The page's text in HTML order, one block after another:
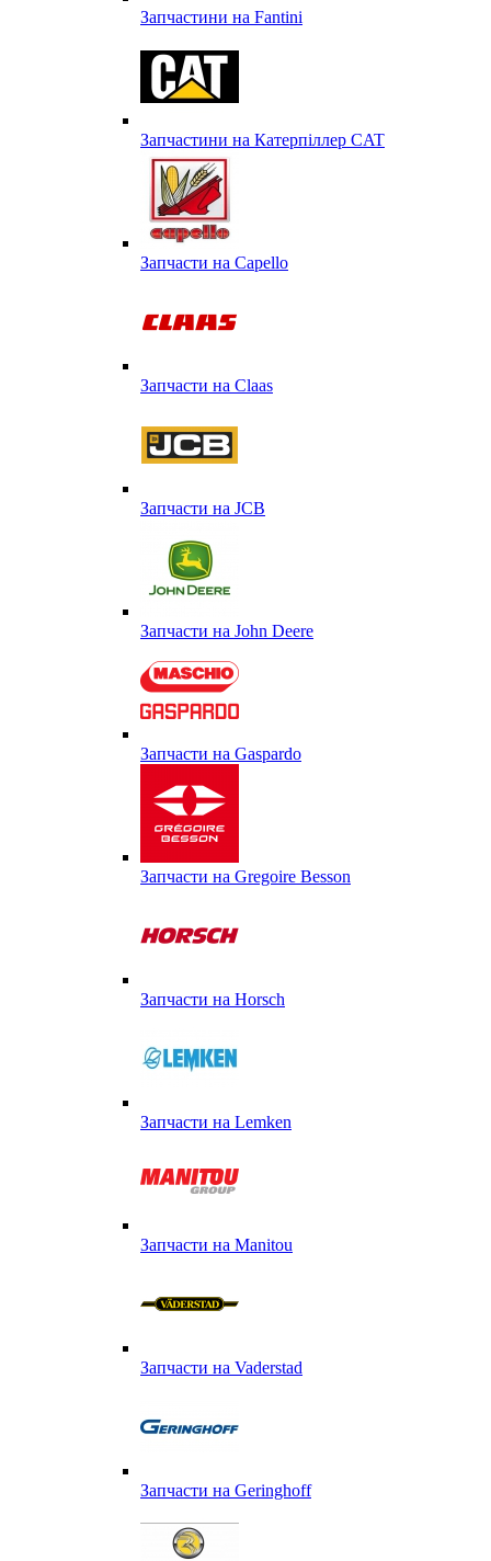
Запчастини на Fantini
Запчастини на Катерпіллер CAT
Запчасти на Capello
Запчасти на Сlaas
Запчасти на JCB
Запчасти на John Deere
Запчасти на Gaspardo
Запчасти на Gregoire Besson
Запчасти на Horsch
Запчасти на Lemken
Запчасти на Manitou
Запчасти на Vaderstad
Запчасти на Geringhoff